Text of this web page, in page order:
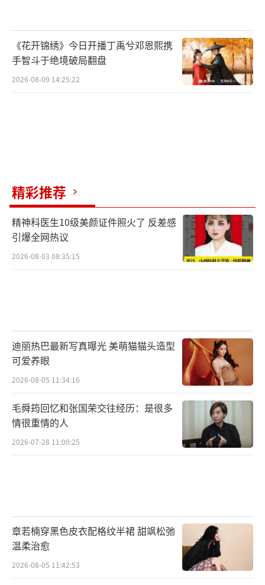
《花开锦绣》今日开播丁禹兮邓恩熙携
手智斗于绝境破局翻盘
2026-08-09 14:25:22
精彩推荐
精神科医生10级美颜证件照火了 反差感
引爆全网热议
2026-08-03 08:35:15
迪丽热巴最新写真曝光 美萌猫猫头造型
可爱养眼
2026-08-05 11:34:16
毛舜筠回忆和张国荣交往经历：是很多
情很重情的人
2026-07-28 11:00:25
章若楠穿黑色皮衣配格纹半裙 甜飒松弛
温柔治愈
2026-08-05 11:42:53